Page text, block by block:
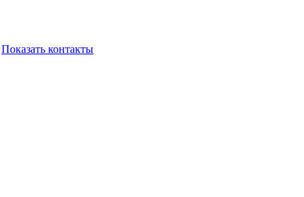
Показать контакты